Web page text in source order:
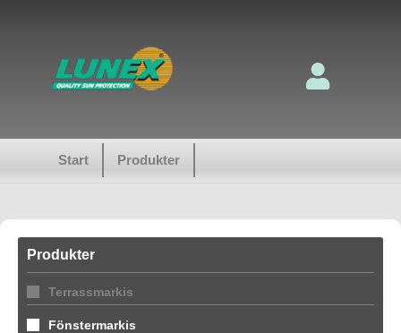
Start Produkter
Produkter
Terrassmarkis
Fönstermarkis